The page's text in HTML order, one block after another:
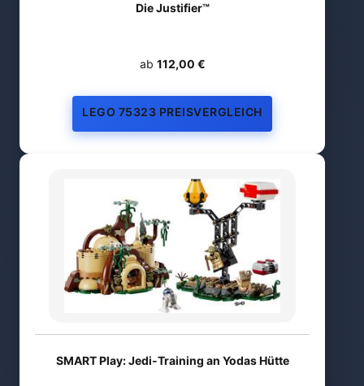
Die Justifier™
ab 112,00 €
LEGO 75323 PREISVERGLEICH
SMART Play: Jedi-Training an Yodas Hütte